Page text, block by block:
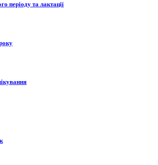
періоду та лактації